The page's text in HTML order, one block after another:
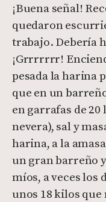
¡Buena señal!
quedaron
trabajo. Debería
¡Grrrrrrr!
pesada la harina
que en un
en garrafas de
nevera), sal y
harina, a la
un gran barreño
míos, a veces los
unos 18 kilos que